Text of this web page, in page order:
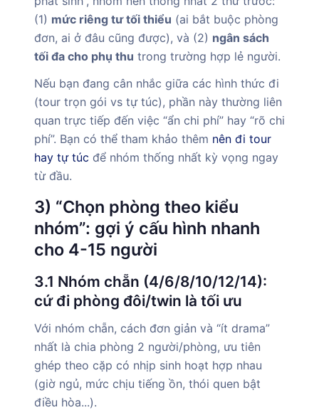
(1) mức riêng tư tối thiểu (ai bắt buộc phòng
đơn, ai ở đâu cũng được), và (2) ngân sách
tối đa cho phụ thu trong trường hợp lẻ người.
Nếu bạn đang cân nhắc giữa các hình thức đi
(tour trọn gói vs tự túc), phần này thường liên
quan trực tiếp đến việc “ẩn chi phí” hay “rõ chi
phí”. Bạn có thể tham khảo thêm nên đi tour
hay tự túc để nhóm thống nhất kỳ vọng ngay
từ đầu.
3) “Chọn phòng theo kiểu
nhóm”: gợi ý cấu hình nhanh
cho 4-15 người
3.1 Nhóm chẵn (4/6/8/10/12/14):
cứ đi phòng đôi/twin là tối ưu
Với nhóm chẵn, cách đơn giản và “ít drama”
nhất là chia phòng 2 người/phòng, ưu tiên
ghép theo cặp có nhịp sinh hoạt hợp nhau
(giờ ngủ, mức chịu tiếng ồn, thói quen bật
điều hòa...).